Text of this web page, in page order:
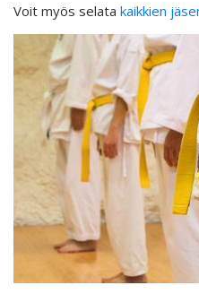
Voit myös selata kaikkien